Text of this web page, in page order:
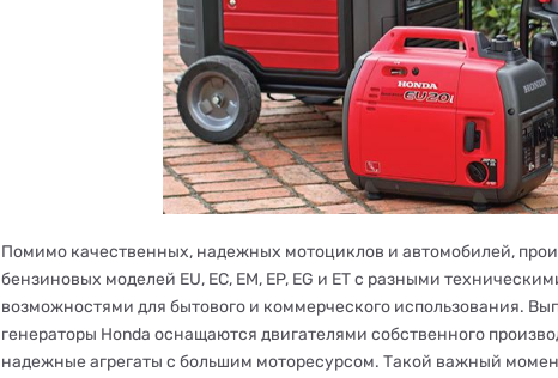
Помимо качественных, надежных мотоциклов и автомобилей,
бензиновых моделей EU, EC, EM, EP, EG и ET с разными
возможностями для бытового и коммерческого использования.
генераторы Honda оснащаются двигателями собственного
надежные агрегаты с большим моторесурсом. Такой важный